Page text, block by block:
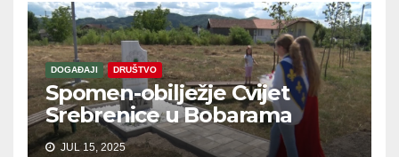
DOGAĐAJI DRUŠTVO
Spomen-obilježje Cvijet
Srebrenice u Bobarama
JUL 15, 2025